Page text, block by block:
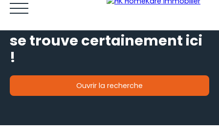
Gestion locative
se trouve certainement ici
!
Ouvrir la recherche